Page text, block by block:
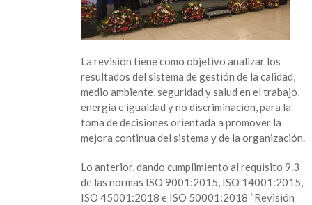
La revisión tiene como objetivo analizar los
resultados del sistema de gestión de la calidad,
medio ambiente, seguridad y salud en el trabajo,
energía e igualdad y no discriminación, para la
toma de decisiones orientada a promover la
mejora continua del sistema y de la organización.
Lo anterior, dando cumplimiento al requisito 9.3
de las normas ISO 9001:2015, ISO 14001:2015,
ISO 45001:2018 e ISO 50001:2018 “Revisión